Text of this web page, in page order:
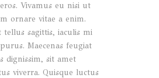
Vivamus eu nisi ut
ornare vitae a enim.
tellus sagittis, iaculis mi
Maecenas feugiat
dignissim, sit amet
viverra. Quisque luctus